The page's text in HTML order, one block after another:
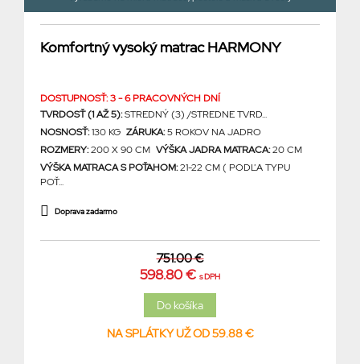
Komfortný vysoký matrac HARMONY
DOSTUPNOSŤ: 3 - 6 PRACOVNÝCH DNÍ
TVRDOSŤ (1 AŽ 5):STREDNÝ (3) /STREDNE TVRD...
NOSNOSŤ:130 KG ZÁRUKA:5 ROKOV NA JADRO
ROZMERY:200 X 90 CM VÝŠKA JADRA MATRACA:20 CM
VÝŠKA MATRACA S POŤAHOM:21-22 CM ( PODĽA TYPU
POŤ...
Doprava zadarmo
751.00 €
598.80 € s DPH
NA SPLÁTKY UŽ OD 59.88 €